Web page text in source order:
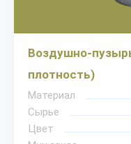
Воздушно-
плотность)
Материал
Сырье
Цвет